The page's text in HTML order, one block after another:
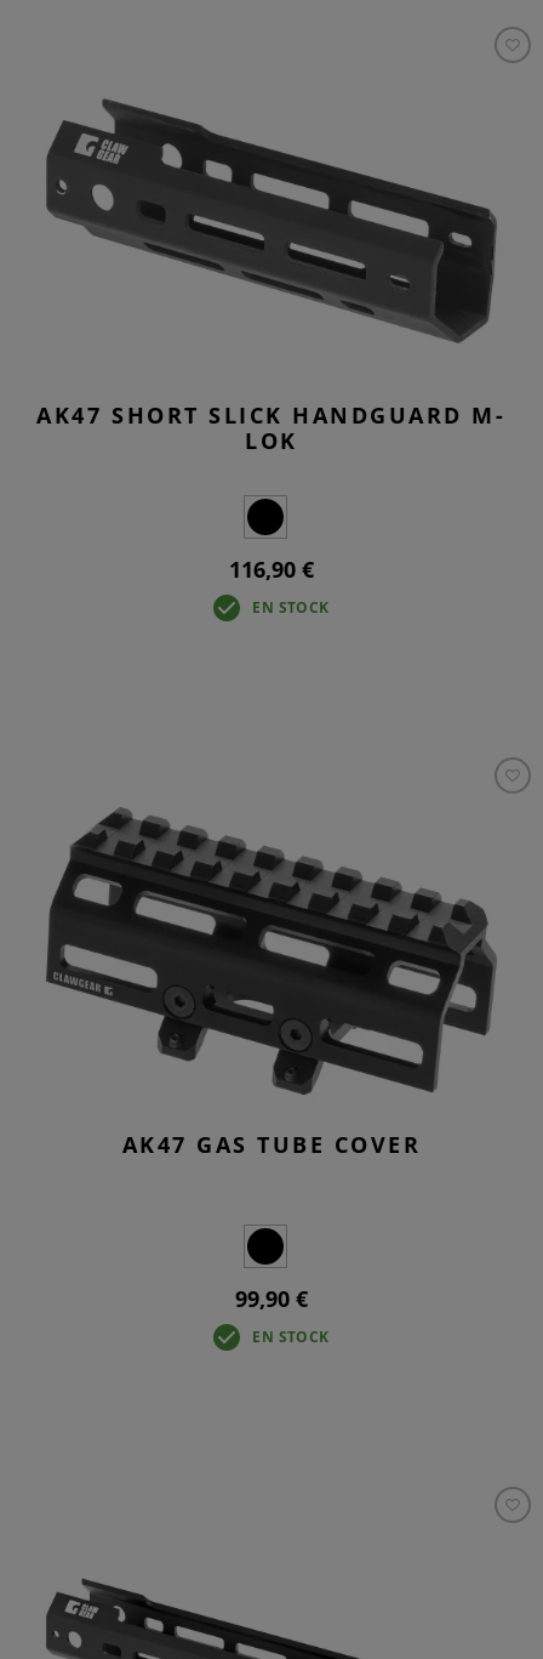
AK47 SHORT SLICK HANDGUARD M-
LOK
116,90 €
EN STOCK
AK47 GAS TUBE COVER
99,90 €
EN STOCK